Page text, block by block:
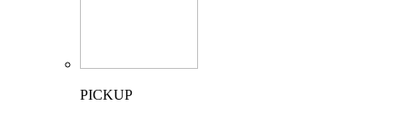
PICKUP